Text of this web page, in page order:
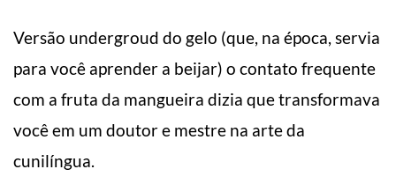
Versão undergroud do gelo (que, na época, servia
para você aprender a beijar) o contato frequente
com a fruta da mangueira dizia que transformava
você em um doutor e mestre na arte da
cunilíngua.